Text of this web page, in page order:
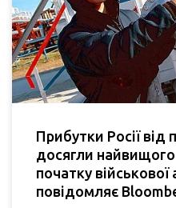
Прибутки Росії
досягли
початку військової
повідомляє